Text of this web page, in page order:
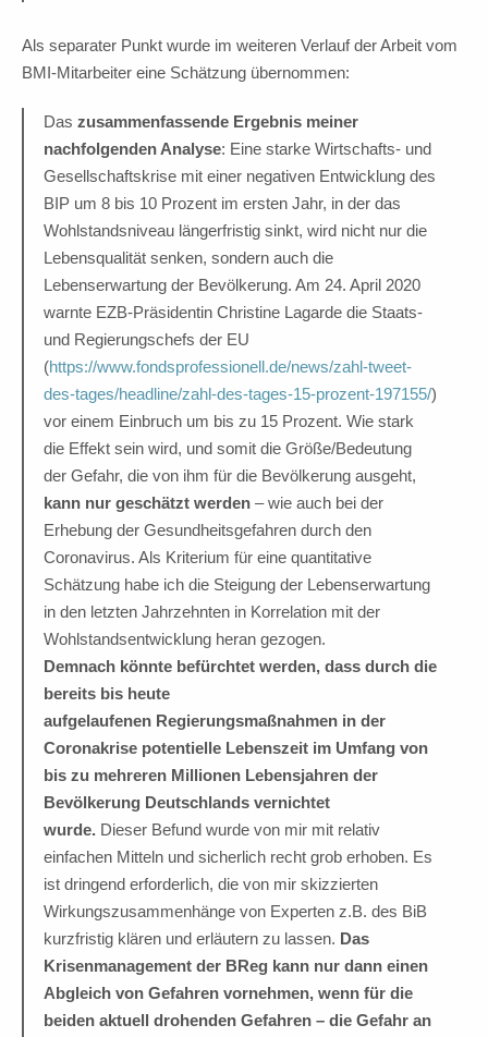
Als separater Punkt wurde im weiteren Verlauf der Arbeit vom
BMI-Mitarbeiter eine Schätzung übernommen:
Das zusammenfassende Ergebnis meiner
nachfolgenden Analyse: Eine starke Wirtschafts- und
Gesellschaftskrise mit einer negativen Entwicklung des
BIP um 8 bis 10 Prozent im ersten Jahr, in der das
Wohlstandsniveau längerfristig sinkt, wird nicht nur die
Lebensqualität senken, sondern auch die
Lebenserwartung der Bevölkerung. Am 24. April 2020
warnte EZB-Präsidentin Christine Lagarde die Staats-
und Regierungschefs der EU
(https://www.fondsprofessionell.de/news/zahl-tweet-
des-tages/headline/zahl-des-tages-15-prozent-197155/)
vor einem Einbruch um bis zu 15 Prozent. Wie stark
die Effekt sein wird, und somit die Größe/Bedeutung
der Gefahr, die von ihm für die Bevölkerung ausgeht,
kann nur geschätzt werden – wie auch bei der
Erhebung der Gesundheitsgefahren durch den
Coronavirus. Als Kriterium für eine quantitative
Schätzung habe ich die Steigung der Lebenserwartung
in den letzten Jahrzehnten in Korrelation mit der
Wohlstandsentwicklung heran gezogen.
Demnach könnte befürchtet werden, dass durch die
bereits bis heute
aufgelaufenen Regierungsmaßnahmen in der
Coronakrise potentielle Lebenszeit im Umfang von
bis zu mehreren Millionen Lebensjahren der
Bevölkerung Deutschlands vernichtet
wurde. Dieser Befund wurde von mir mit relativ
einfachen Mitteln und sicherlich recht grob erhoben. Es
ist dringend erforderlich, die von mir skizzierten
Wirkungszusammenhänge von Experten z.B. des BiB
kurzfristig klären und erläutern zu lassen. Das
Krisenmanagement der BReg kann nur dann einen
Abgleich von Gefahren vornehmen, wenn für die
beiden aktuell drohenden Gefahren – die Gefahr an